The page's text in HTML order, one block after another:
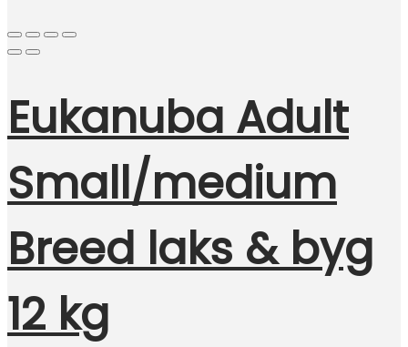
Eukanuba Adult
Small/medium
Breed laks & byg
12 kg